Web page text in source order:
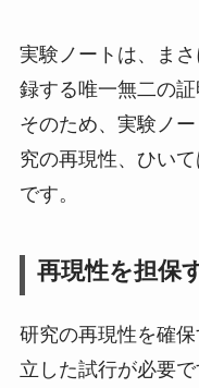
実験ノートは、ま
録する唯一無二の証
そのため、実験ノ
究の再現性、ひい
です。
再現性を担保
研究の再現性を確
立した試行が必要